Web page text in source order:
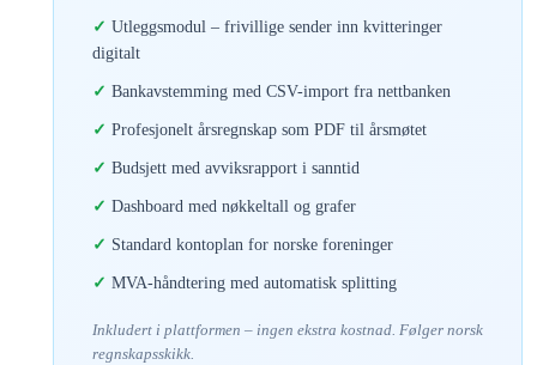
Utleggsmodul – frivillige sender inn kvitteringer
digitalt
Bankavstemming med CSV-import fra nettbanken
Profesjonelt årsregnskap som PDF til årsmøtet
Budsjett med avviksrapport i sanntid
Dashboard med nøkkeltall og grafer
Standard kontoplan for norske foreninger
MVA-håndtering med automatisk splitting
Inkludert i plattformen – ingen ekstra kostnad. Følger norsk
regnskapsskikk.